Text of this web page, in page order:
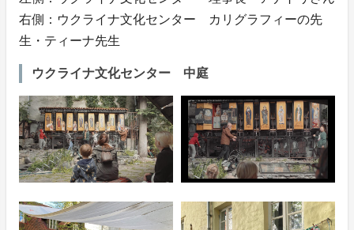
右側：ウクライナ文化センター カリグラフィーの先
生・ティーナ先生
ウクライナ文化センター 中庭